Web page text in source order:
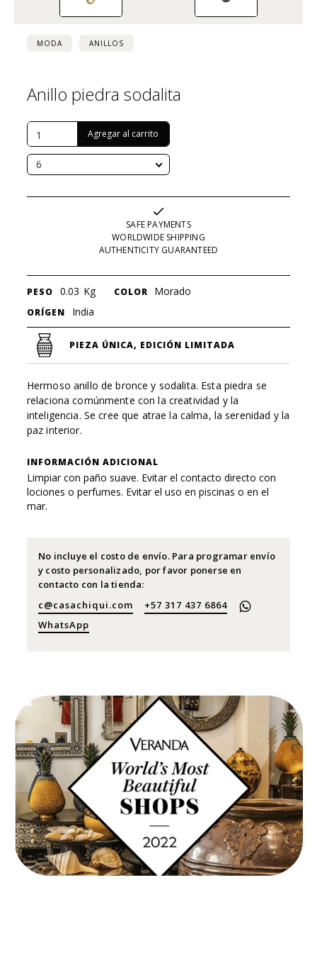
MODA ANILLOS
Anillo piedra sodalita
6
SAFE PAYMENTS
WORLDWIDE SHIPPING
AUTHENTICITY GUARANTEED
PESO 0.03 Kg COLOR Morado
ORÍGEN India
PIEZA ÚNICA, EDICIÓN LIMITADA
Hermoso anillo de bronce y sodalita. Esta piedra se
relaciona comúnmente con la creatividad y la
inteligencia. Se cree que atrae la calma, la serenidad y la
paz interior.
INFORMACIÓN ADICIONAL
Limpiar con paño suave. Evitar el contacto directo con
lociones o perfumes. Evitar el uso en piscinas o en el
mar.
No incluye el costo de envío. Para programar envío
y costo personalizado, por favor ponerse en
contacto con la tienda:
c@casachiqui.com
+57 317 437 6864
WhatsApp